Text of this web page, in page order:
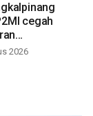
cegah
2026